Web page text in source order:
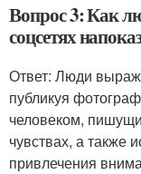
Вопрос 3: Как
соцсетях
Ответ: Люди
публикуя
человеком,
чувствах, а также
привлечения